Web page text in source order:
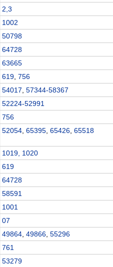
2,3
1002
50798
64728
63665
619 756
54017 57344-58367
52224-52991
756
52054 65395 65426 65518
1019, 1020
619
64728
58591
1001
07
49864 49866 55296
761
53279